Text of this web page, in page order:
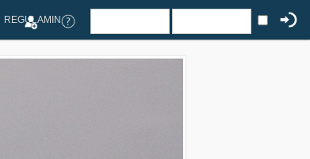
REGULAMIN